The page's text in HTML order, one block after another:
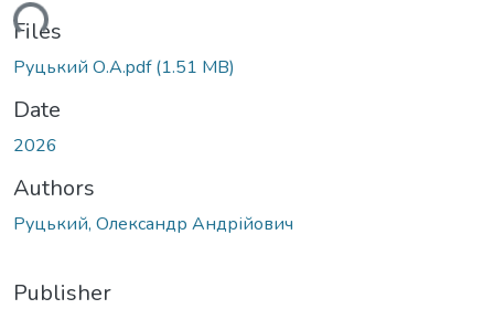
Files
Руцький О.А.pdf(1.51 MB)
Date
2026
Authors
Руцький, Олександр Андрійович
Publisher